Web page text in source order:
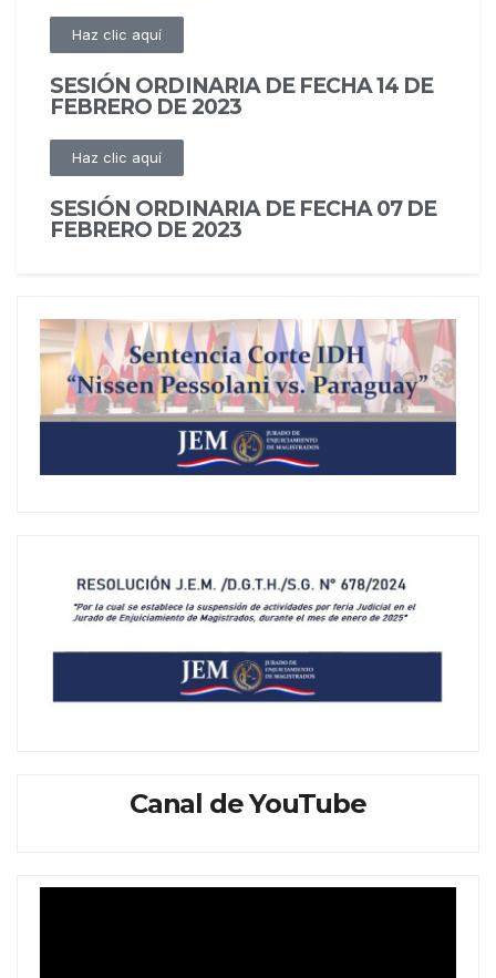
Haz clic aquí
SESIÓN ORDINARIA DE FECHA 14 DE
FEBRERO DE 2023
Haz clic aquí
SESIÓN ORDINARIA DE FECHA 07 DE
FEBRERO DE 2023
Canal de YouTube